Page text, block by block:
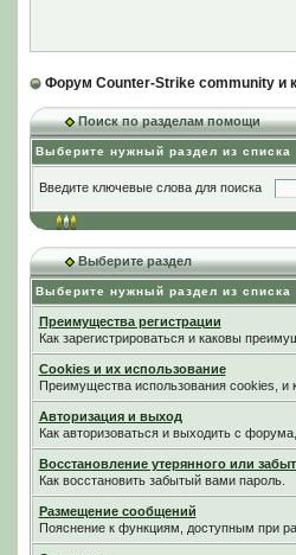
Форум Counter-Strike community и
Поиск по разделам помощи
Выберите нужный раздел из списка
Введите ключевые слова для поиска
Выберите раздел
Выберите нужный раздел из списка
Преимущества регистрации
Как зарегистрироваться и каковы
Cookies и их использование
Преимущества использования cookies, и
Авторизация и выход
Как авторизоваться и выходить с
Восстановление утерянного или
Как восстановить забытый вами пароль.
Размещение сообщений
Пояснение к функциям, доступным при